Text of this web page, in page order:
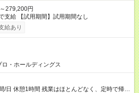
279,200円
残業代1分単位で支給 【試用期間】試用期間なし
給あり
ロ・ホールディングス
はほとんどなく、定時で帰れ